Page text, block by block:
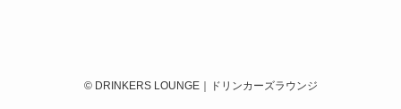
©DRINKERS LOUNGE｜ドリンカーズラウンジ